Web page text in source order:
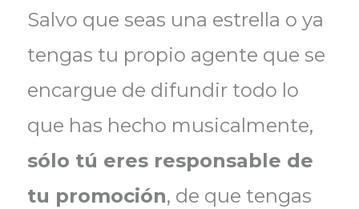
Salvo que seas una estrella o ya
tengas tu propio agente que se
encargue de difundir todo lo
que has hecho musicalmente,
sólo tú eres responsable de
tu promoción, de que tengas